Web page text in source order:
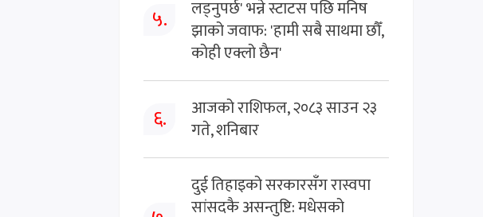
५.
लड्नुपर्छ' भन्ने स्टाटस पछि मनिष
झाको जवाफ: 'हामी सबै साथमा छौँ,
कोही एक्लो छैन'
६.
आजको राशिफल, २०८३ साउन २३
गते, शनिबार
दुई तिहाइको सरकारसँग रास्वपा
सांसदकै असन्तुष्टि: मधेसको